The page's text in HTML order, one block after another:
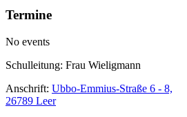
Termine
No events
Schulleitung: Frau Wieligmann
Anschrift: Ubbo-Emmius-Straße 6 - 8,
26789 Leer